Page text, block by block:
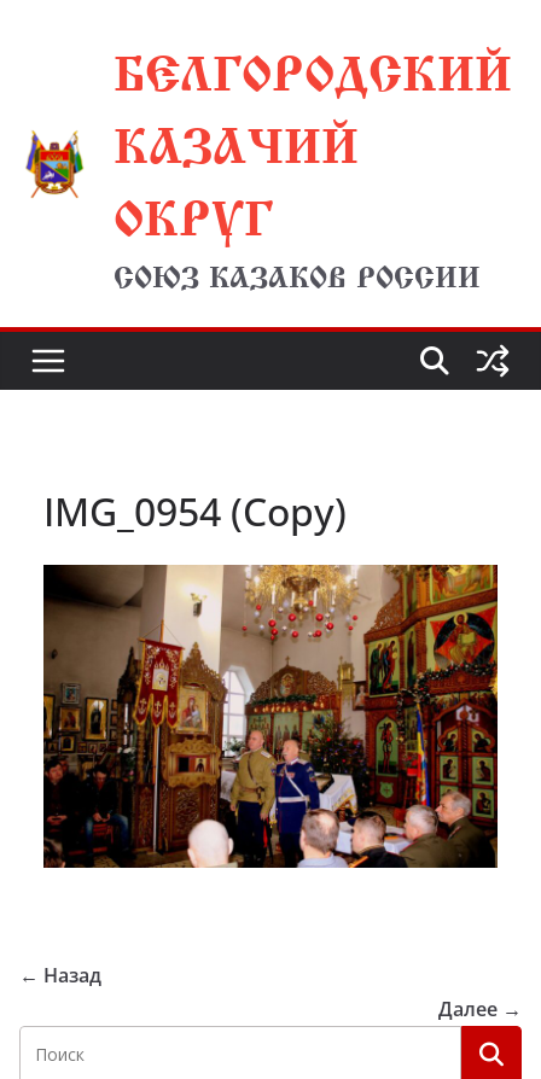
содержимомуБЕЛГОРОДСКИЙ
КАЗАЧИЙ
ОКРУГ
СОЮЗ КАЗАКОВ РОССИИ
IMG_0954 (Copy)
← Назад
Далее →